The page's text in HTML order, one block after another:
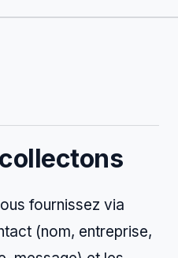
fournissez via
(nom, entreprise,